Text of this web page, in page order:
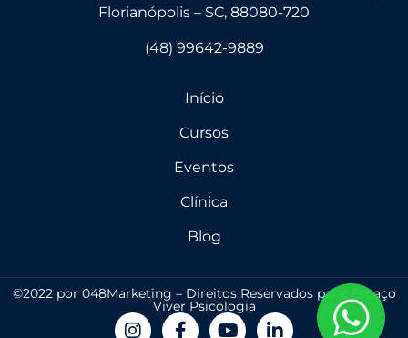
Florianópolis – SC, 88080-720
(48) 99642-9889
Início
Cursos
Eventos
Clínica
Blog
©2022 por 048Marketing – Direitos Reservados para: Espaço
Viver Psicologia